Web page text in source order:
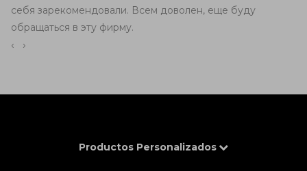
себя зарекомендовали. Всем доволен, еще буду
обращаться в эту фирму.
‹ ›
Productos Personalizados